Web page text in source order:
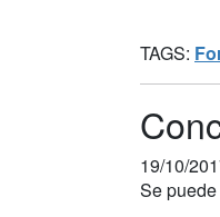
TAGS:
19/10/
Se